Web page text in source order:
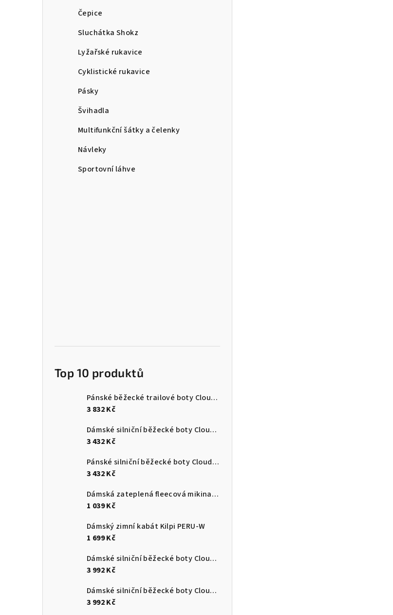
Čepice
Sluchátka Shokz
Lyžařské rukavice
Cyklistické rukavice
Pásky
Švihadla
Multifunkční šátky a čelenky
Návleky
Sportovní láhve
Top 10 produktů
Pánské běžecké trailové boty Cloudultra 3
3 832 Kč
Dámské silniční běžecké boty Cloudswift 4
3 432 Kč
Pánské silniční běžecké boty Cloudsurfer Max
3 432 Kč
Dámská zateplená fleecová mikina s kapucí Kilpi NEVIA-W
1 039 Kč
Dámský zimní kabát Kilpi PERU-W
1 699 Kč
Dámské silniční běžecké boty Cloudmonster 3
3 992 Kč
Dámské silniční běžecké boty Cloudmonster 3
3 992 Kč